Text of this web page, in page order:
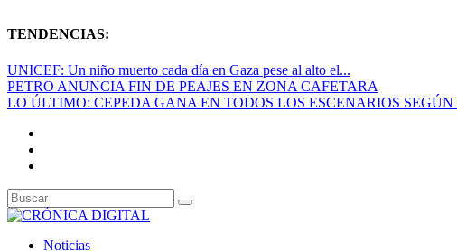
TENDENCIAS:
UNICEF: Un niño muerto cada día en Gaza pese al alto el...
PETRO ANUNCIA FIN DE PEAJES EN ZONA CAFETARA
LO ÚLTIMO: CEPEDA GANA EN TODOS LOS ESCENARIOS SEGÚN
Noticias